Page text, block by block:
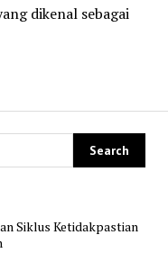
dikenal sebagai
Siklus Ketidakpastian